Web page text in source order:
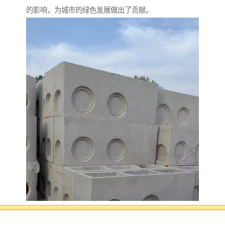
的影响，为城市的绿色发展做出了贡献。